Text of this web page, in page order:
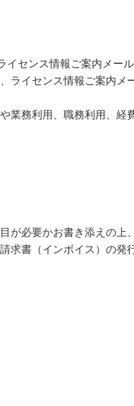
センス情報ご案内メー
イセンス情報ご案内メ
務利用、職務利用、経
必要かお書き添えの上
書（インボイス）の発